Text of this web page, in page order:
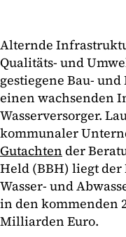
Alternde
Qualitäts- und
gestiegene Bau-
einen wachsenden
Wasserversorger.
kommunaler
Gutachten der
Held (BBH) liegt
Wasser- und
in den kommenden
Milliarden Euro.